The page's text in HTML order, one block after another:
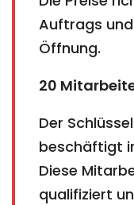
Auftrags
Öffnung.
20
Der
beschäftigt
Diese
qualifiziert